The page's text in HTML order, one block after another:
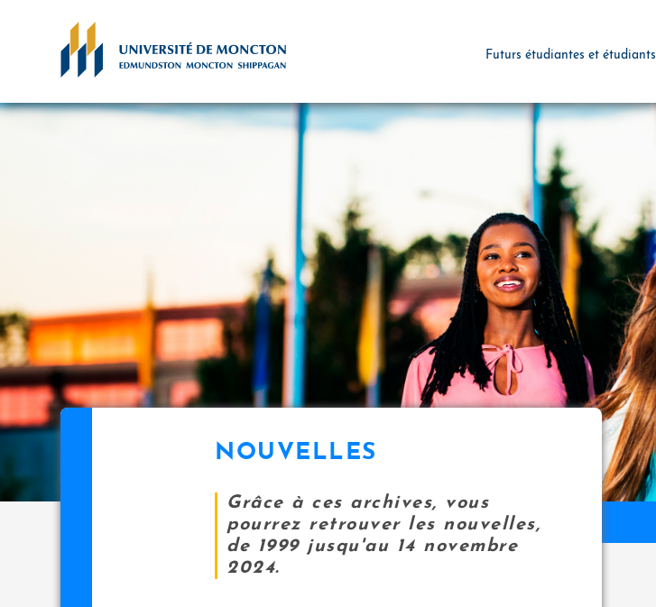
Futurs étudiantes et étudiants
NOUVELLES
Grâce à ces archives, vous
pourrez retrouver les nouvelles,
de 1999 jusqu'au 14 novembre
2024.